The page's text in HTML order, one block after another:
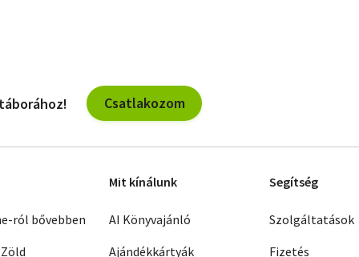
Csatlakozom
ról bővebben
Mit kínálunk
AI Könyvajánló
Ajándékkártyák
Segítség
Szolgáltatások
Fizetés